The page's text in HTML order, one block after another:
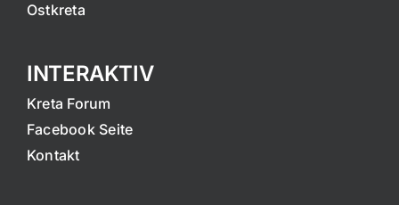
Ostkreta
INTERAKTIV
Kreta Forum
Facebook Seite
Kontakt